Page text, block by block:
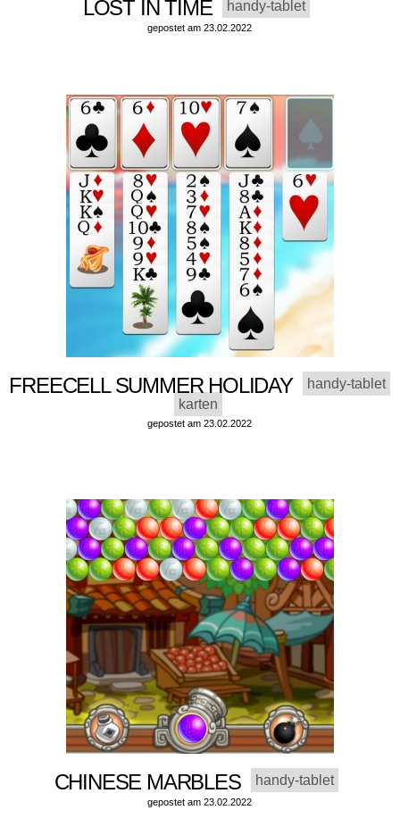
LOST IN TIME handy-tablet
gepostet am 23.02.2022
FREECELL SUMMER HOLIDAY
handy-tablet
karten
gepostet am 23.02.2022
CHINESE MARBLES handy-tablet
gepostet am 23.02.2022